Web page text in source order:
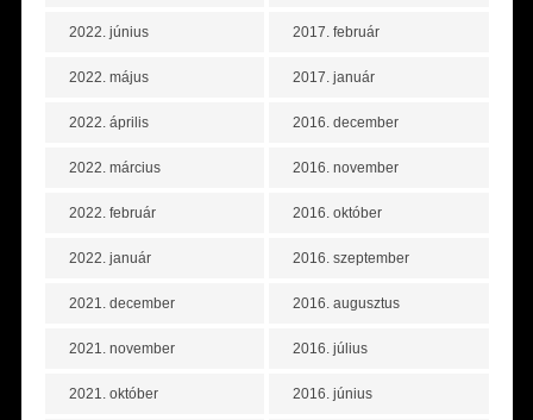
2022. június
2022. május
2022. április
2022. március
2022. február
2022. január
2021. december
2021. november
2021. október
2017. február
2017. január
2016. december
2016. november
2016. október
2016. szeptember
2016. augusztus
2016. július
2016. június